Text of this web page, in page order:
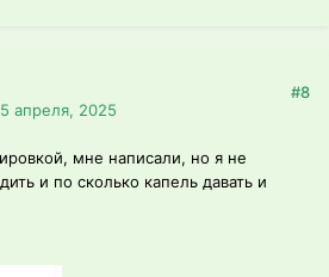
апреля, 2025
#8
мне написали, но я не
и по сколько капель давать и